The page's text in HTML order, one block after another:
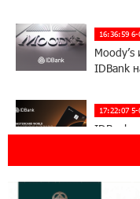
16:36:59 6-
IDBank
17:22:07 5-
IDBank
World с